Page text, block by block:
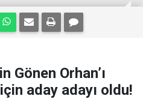
Gönen Orhan’ı
aday adayı oldu!